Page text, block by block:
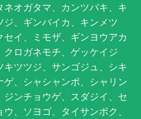
オガタマ、カンツバキ、キ
、ギンバイカ、キンメツ
イ、ミモザ、ギンヨウアカ
ロガネモチ、ゲッケイジ
ツツジ、サンゴジュ、シキ
、シャシャンポ、シャリン
ンチョウゲ、スダジイ、セ
、ソヨゴ、タイサンボク、